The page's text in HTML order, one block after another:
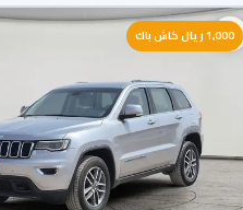
1,000 ريال كاش باك